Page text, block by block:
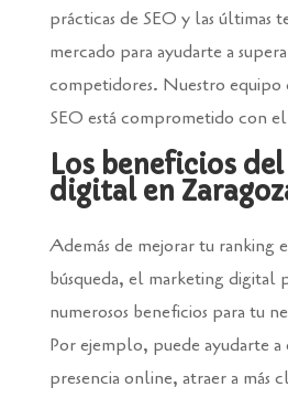
prácticas de SEO y las últimas
mercado para ayudarte a
competidores. Nuestro equipo
SEO está comprometido con
Los beneficios
digital en
Además de mejorar tu ranking
búsqueda, el marketing digital
numerosos beneficios para tu
Por ejemplo, puede ayudarte a
presencia online, atraer a más